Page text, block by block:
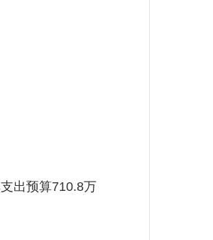
出预算710.8万